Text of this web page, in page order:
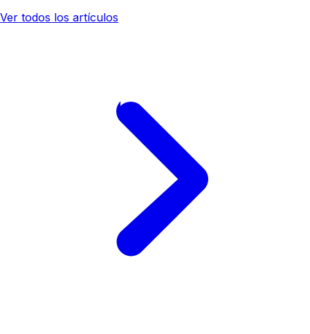
Ver todos los artículos